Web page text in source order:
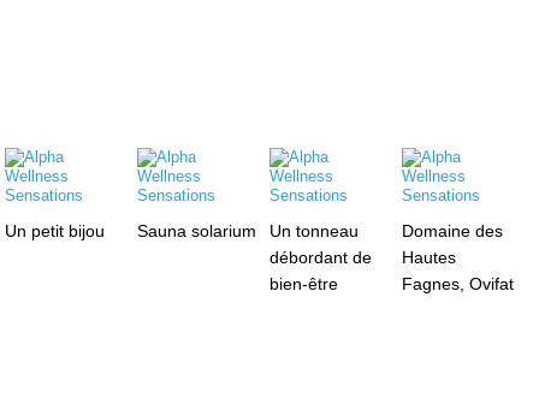
Un petit bijou Sauna solarium
Un tonneau
débordant de
bien-être
Domaine des
Hautes
Fagnes, Ovifat